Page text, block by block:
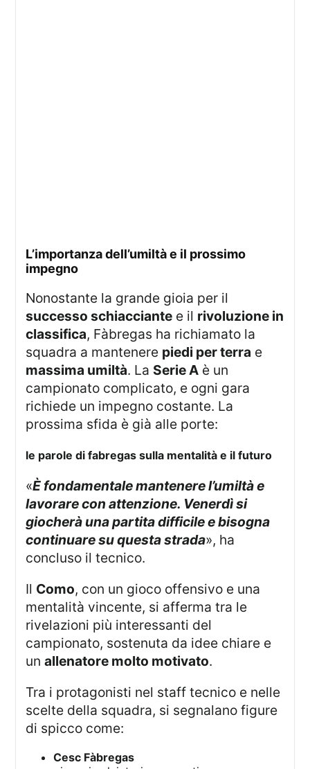
l’importanza dell’umiltà e il prossimo
impegno
Nonostante la grande gioia per il
successo schiacciante e il rivoluzione in
classifica, Fàbregas ha richiamato la
squadra a mantenere piedi per terra e
massima umiltà. La Serie A è un
campionato complicato, e ogni gara
richiede un impegno costante. La
prossima sfida è già alle porte:
le parole di fabregas sulla mentalità e il futuro
«È fondamentale mantenere l’umiltà e
lavorare con attenzione. Venerdì si
giocherà una partita difficile e bisogna
continuare su questa strada», ha
concluso il tecnico.
Il Como, con un gioco offensivo e una
mentalità vincente, si afferma tra le
rivelazioni più interessanti del
campionato, sostenuta da idee chiare e
unallenatore molto motivato.
Tra i protagonisti nel staff tecnico e nelle
scelte della squadra, si segnalano figure
di spicco come:
Cesc Fàbregas